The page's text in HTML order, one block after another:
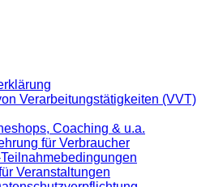
Verarbeitungstätigkeiten (VVT)
Coaching & u.a.
für Verbraucher
Veranstaltungen